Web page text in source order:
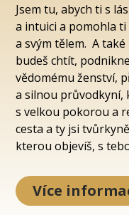
Jsem tu, abych ti s
a intuici a pomohla
a svým tělem. A
budeš chtít,
vědomému ženství,
a silnou průvodkyní,
s velkou pokorou a
cesta a ty jsi
kterou objevíš, s
Více